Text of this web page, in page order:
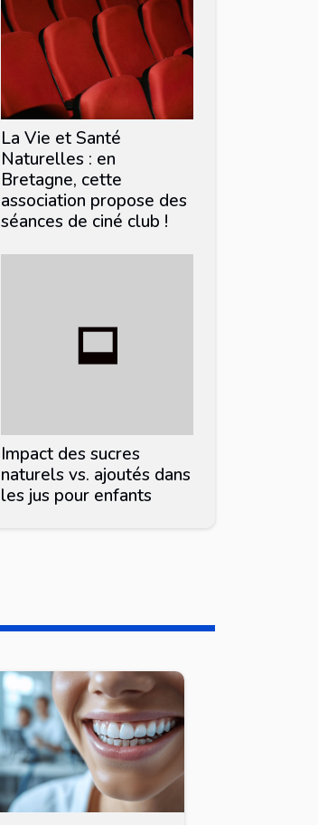
La Vie et Santé
Naturelles : en
Bretagne, cette
association propose des
séances de ciné club !
Impact des sucres
naturels vs. ajoutés dans
les jus pour enfants